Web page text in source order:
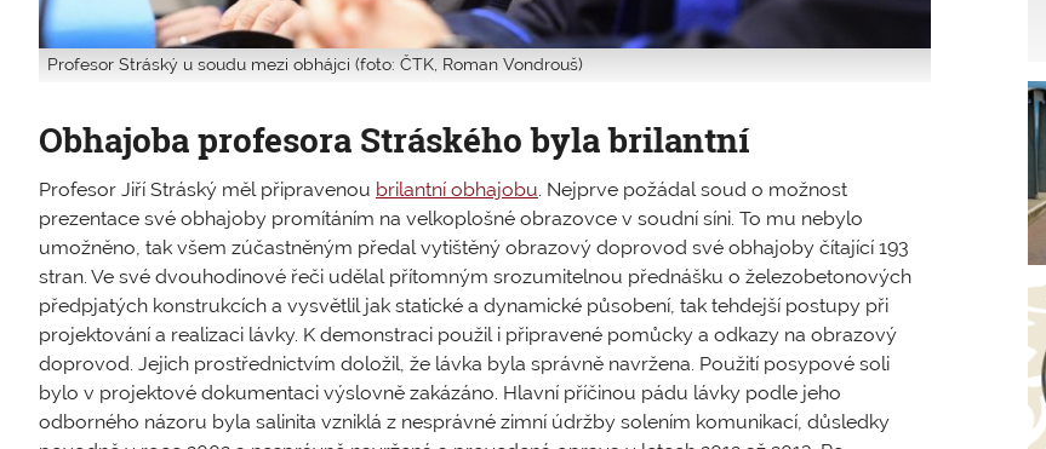
Profesor Stráský u soudu mezi obhájci (foto: ČTK, Roman Vondrouš)
Obhajoba profesora Stráského byla brilantní
Profesor Jiří Stráský měl připravenou brilantní obhajobu. Nejprve požádal soud o možnost
prezentace své obhajoby promítáním na velkoplošné obrazovce v soudní síni. To mu nebylo
umožněno, tak všem zúčastněným předal vytištěný obrazový doprovod své obhajoby čítající 193
stran. Ve své dvouhodinové řeči udělal přítomným srozumitelnou přednášku o železobetonových
předpjatých konstrukcích a vysvětlil jak statické a dynamické působení, tak tehdejší postupy při
projektování a realizaci lávky. K demonstraci použil i připravené pomůcky a odkazy na obrazový
doprovod. Jejich prostřednictvím doložil, že lávka byla správně navržena. Použití posypové soli
bylo v projektové dokumentaci výslovně zakázáno. Hlavní příčinou pádu lávky podle jeho
odborného názoru byla salinita vzniklá z nesprávné zimní údržby solením komunikací, důsledky